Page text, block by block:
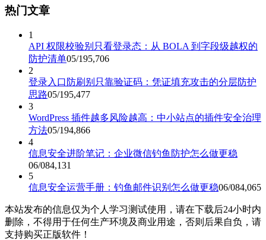
热门文章
1
API 权限校验别只看登录态：从 BOLA 到字段级越权的
防护清单05/195,706
2
登录入口防刷别只靠验证码：凭证填充攻击的分层防护
思路05/195,477
3
WordPress 插件越多风险越高：中小站点的插件安全治理
方法05/194,866
4
信息安全进阶笔记：企业微信钓鱼防护怎么做更稳
06/084,131
5
信息安全运营手册：钓鱼邮件识别怎么做更稳06/084,065
本站发布的信息仅为个人学习测试使用，请在下载后24小时内
删除，不得用于任何生产环境及商业用途，否则后果自负，请
支持购买正版软件！